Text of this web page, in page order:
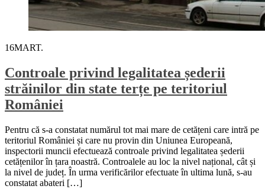
16MART.
Controale privind legalitatea șederii
străinilor din state terțe pe teritoriul
României
Pentru că s-a constatat numărul tot mai mare de cetățeni care intră pe
teritoriul României și care nu provin din Uniunea Europeană,
inspectorii muncii efectuează controale privind legalitatea șederii
cetățenilor în țara noastră. Controalele au loc la nivel național, cât și
la nivel de județ. În urma verificărilor efectuate în ultima lună, s-au
constatat abateri […]